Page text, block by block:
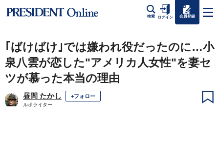
検索 ログイン 会員登録
｢ばけばけ｣では嫌われ役だったのに…小
泉八雲が恋した"アメリカ人女性"を妻セ
ツが慕った本当の理由
昼間 たかし +フォロー
ルポライター